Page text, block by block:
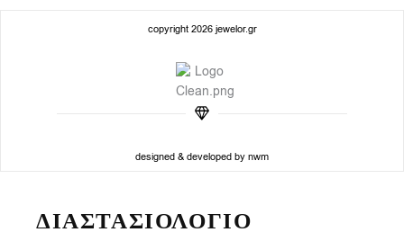
copyright 2026 jewelor.gr
designed & developed by nwm
ΔΙΑΣΤΑΣΙΟΛΟΓΙΟ